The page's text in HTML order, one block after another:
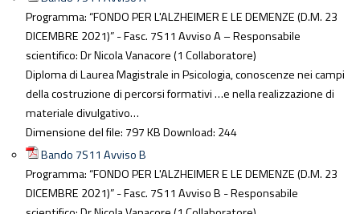
Programma: “FONDO PER L'ALZHEIMER E LE DEMENZE (D.M. 23
DICEMBRE 2021)” - Fasc. 7S11 Avviso A – Responsabile
scientifico: Dr Nicola Vanacore (1 Collaboratore)
Diploma di Laurea Magistrale in Psicologia, conoscenze nei campi
della costruzione di percorsi formativi …e nella realizzazione di
materiale divulgativo…
Dimensione del file: 797 KBDownload: 244
Bando 7S11 Avviso B
Programma: “FONDO PER L'ALZHEIMER E LE DEMENZE (D.M. 23
DICEMBRE 2021)” - Fasc. 7S11 Avviso B - Responsabile